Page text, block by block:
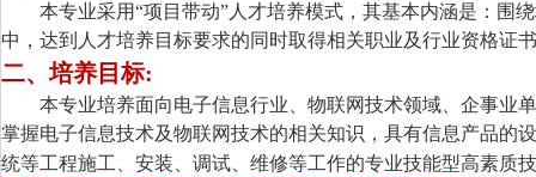
本专业采用“项目带动”人才培养模式，其基本内涵是：围
中，达到人才培养目标要求的同时取得相关职业及行业资格证
二、培养目标:
本专业培养面向电子信息行业、物联网技术领域、企事业
掌握电子信息技术及物联网技术的相关知识，具有信息产品的
统等工程施工、安装、调试、维修等工作的专业技能型高素质